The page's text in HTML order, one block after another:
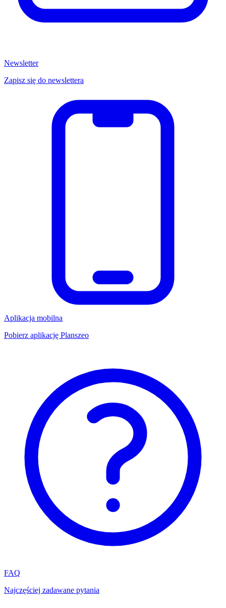
Newsletter
Zapisz się do newslettera
Aplikacja mobilna
Pobierz aplikację Planszeo
FAQ
Najczęściej zadawane pytania